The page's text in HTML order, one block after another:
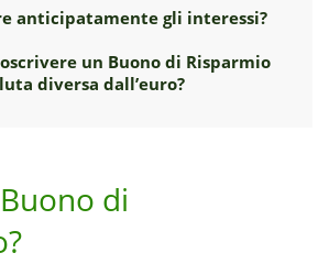
anticipatamente gli interessi?
un Buono di Risparmio
diversa dall’euro?
di